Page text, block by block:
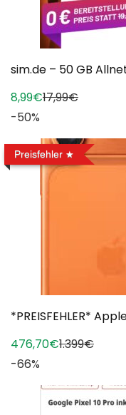
sim.de – 50 GB
8,99€17,99€
-50%
Preisfehler
*PREISFEHLER*
476,70€1.399€
-66%